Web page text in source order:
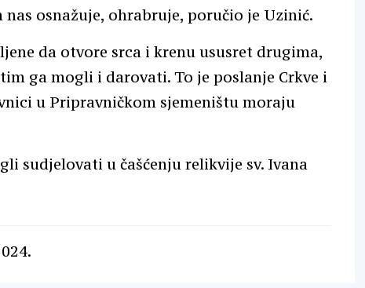
osnažuje, ohrabruje, poručio je Uzinić.
da otvore srca i krenu ususret drugima,
ga mogli i darovati. To je poslanje Crkve i
u Pripravničkom sjemeništu moraju
sudjelovati u čašćenju relikvije sv. Ivana